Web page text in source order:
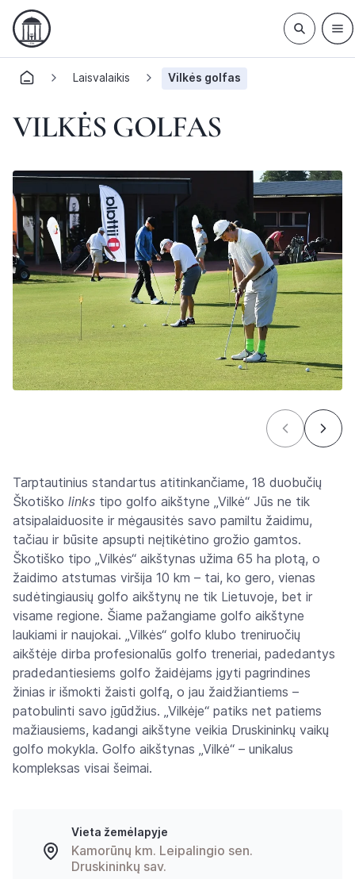
Laisvalaikis Vilkės golfas
VILKĖS GOLFAS
Tarptautinius standartus atitinkančiame, 18 duobučių
Škotiško links tipo golfo aikštyne „Vilkė“ Jūs ne tik
atsipalaiduosite ir mėgausitės savo pamiltu žaidimu,
tačiau ir būsite apsupti neįtikėtino grožio gamtos.
Škotiško tipo „Vilkės“ aikštynas užima 65 ha plotą, o
žaidimo atstumas viršija 10 km – tai, ko gero, vienas
sudėtingiausių golfo aikštynų ne tik Lietuvoje, bet ir
visame regione. Šiame pažangiame golfo aikštyne
laukiami ir naujokai. „Vilkės“ golfo klubo treniruočių
aikštėje dirba profesionalūs golfo treneriai, padedantys
pradedantiesiems golfo žaidėjams įgyti pagrindines
žinias ir išmokti žaisti golfą, o jau žaidžiantiems –
patobulinti savo įgūdžius. „Vilkėje“ patiks net patiems
mažiausiems, kadangi aikštyne veikia Druskininkų vaikų
golfo mokykla. Golfo aikštynas „Vilkė“ – unikalus
kompleksas visai šeimai.
Vieta žemėlapyje
Kamorūnų km. Leipalingio sen.
Druskininkų sav.